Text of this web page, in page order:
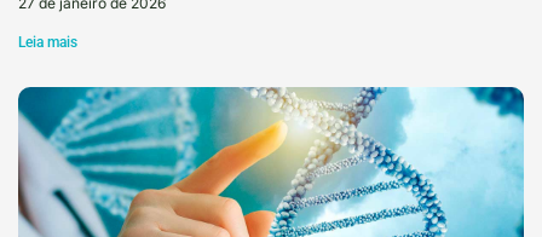
Leia mais